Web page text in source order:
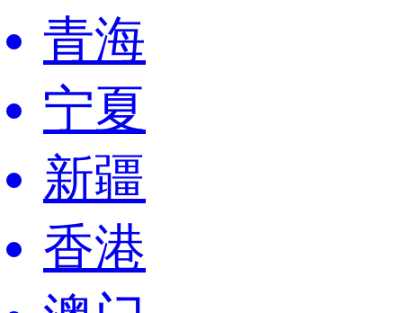
青海
宁夏
新疆
香港